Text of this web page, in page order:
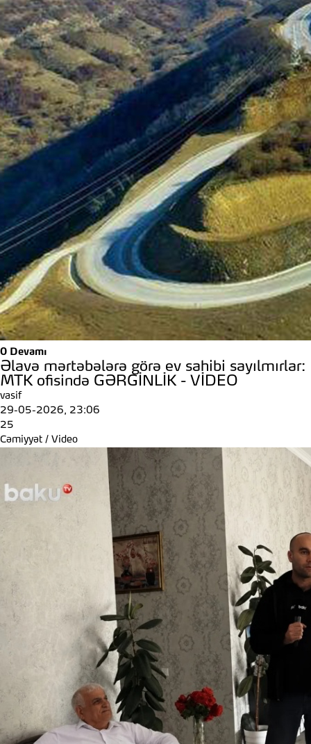
0 Devamı
Əlavə mərtəbələrə görə ev sahibi sayılmırlar:
MTK ofisində GƏRGİNLİK - VİDEO
vasif
29-05-2026, 23:06
25
Cəmiyyət / Video